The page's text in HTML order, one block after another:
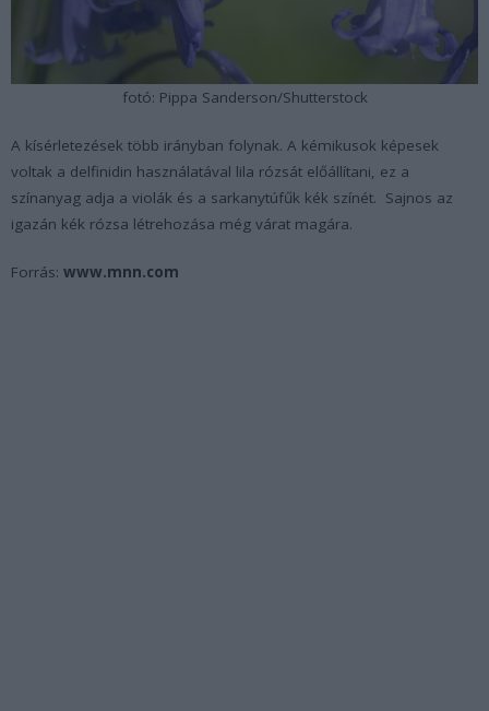
fotó: Pippa Sanderson/Shutterstock
A kísérletezések több irányban folynak. A kémikusok képesek
voltak a delfinidin használatával lila rózsát előállítani, ez a
színanyag adja a violák és a sarkanytúfűk kék színét. Sajnos az
igazán kék rózsa létrehozása még várat magára.
Forrás: www.mnn.com